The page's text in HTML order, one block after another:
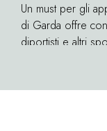
Un must per gli
di Garda offre
diportisti e altri
del sud.